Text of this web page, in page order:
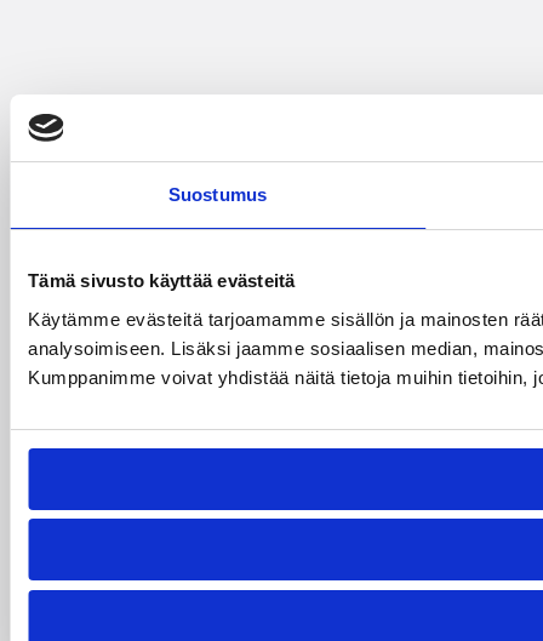
Suostumus
Tämä sivusto käyttää evästeitä
Käytämme evästeitä tarjoamamme sisällön ja mainosten
analysoimiseen. Lisäksi jaamme sosiaalisen median,
Kumppanimme voivat yhdistää näitä tietoja muihin tietoihin,